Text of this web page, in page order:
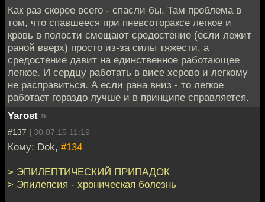
Как раз скорее всего - спасли бы. Там проблема в
том, что спавшееся при пневсотораксе легкое и
кровь в полости смещают средостение (если лежит
раной вверх) просто из-за силы тяжести, а
средостение давит на единственное работающее
легкое. И сердцу работать в висе херово и легкому
не расправиться. А если рана вниз - то легкое
работает гораздо лучше и в принципе справляется.
Yarost »
#137 | 30.07.15 11:19
Кому: Dok, #134
> ЭПИЛЕПТИЧЕСКИЙ ПРИПАДОК
> Эпилепсия - хроническая болезнь